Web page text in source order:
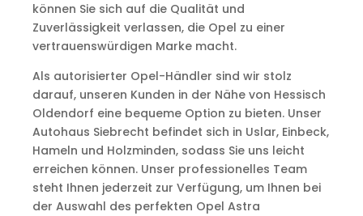
können Sie sich auf die Qualität und
Zuverlässigkeit verlassen, die Opel zu einer
vertrauenswürdigen Marke macht.
Als autorisierter Opel-Händler sind wir stolz
darauf, unseren Kunden in der Nähe von Hessisch
Oldendorf eine bequeme Option zu bieten. Unser
Autohaus Siebrecht befindet sich in Uslar, Einbeck,
Hameln und Holzminden, sodass Sie uns leicht
erreichen können. Unser professionelles Team
steht Ihnen jederzeit zur Verfügung, um Ihnen bei
der Auswahl des perfekten Opel Astra